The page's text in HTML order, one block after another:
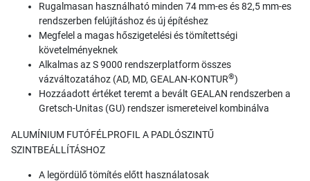
Rugalmasan használható minden 74 mm-es és 82,5 mm-es
rendszerben felújításhoz és új építéshez
Megfelel a magas hőszigetelési és tömítettségi
követelményeknek
Alkalmas az S 9000 rendszerplatform összes
vázváltozatához (AD, MD, GEALAN-KONTUR®)
Hozzáadott értéket teremt a bevált GEALAN rendszerben a
Gretsch-Unitas (GU) rendszer ismereteivel kombinálva
ALUMÍNIUM FUTÓFÉLPROFIL A PADLÓSZINTŰ
SZINTBEÁLLÍTÁSHOZ
A legördülő tömítés előtt használatosak